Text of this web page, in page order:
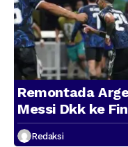
Remontada
Messi Dkk ke
Redaksi